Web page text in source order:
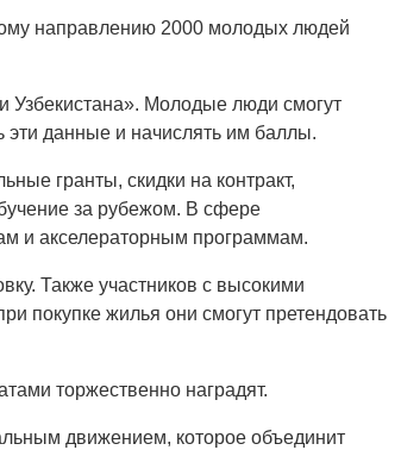
направлению 2000 молодых людей
Узбекистана». Молодые люди смогут
эти данные и начислять им баллы.
гранты, скидки на контракт,
за рубежом. В сфере
и акселераторным программам.
Также участников с высокими
покупке жилья они смогут претендовать
торжественно наградят.
движением, которое объединит